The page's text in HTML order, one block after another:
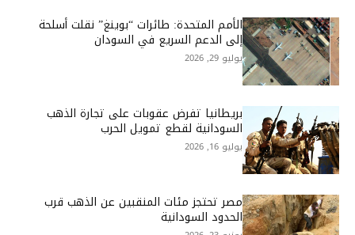
الأمم المتحدة: طائرات “بوينغ” نقلت أسلحة
إلى الدعم السريع في السودان
يوليو 29, 2026
بريطانيا تفرض عقوبات على تجارة الذهب
السودانية لقطع تمويل الحرب
يوليو 16, 2026
مصر تحتجز مئات المنقبين عن الذهب قرب
الحدود السودانية